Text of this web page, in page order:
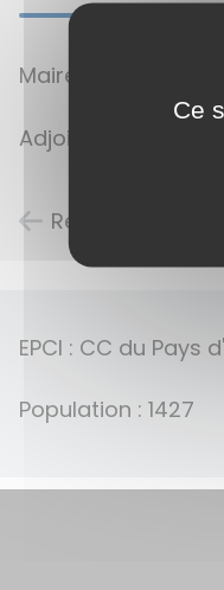
Maire : M. Benjamin
Adjoints : Jeannine
Retour à la
EPCI : CC du Pays
Population : 1427
Ce